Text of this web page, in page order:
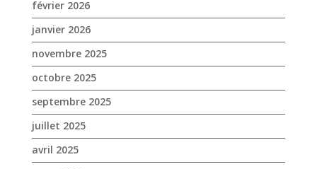
juillet 2025
avril 2025
mars 2025
février 2025
janvier 2025
décembre 2024
novembre 2024